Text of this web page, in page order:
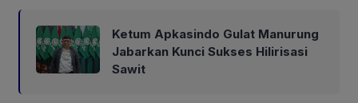
Ketum Apkasindo Gulat Manurung
Jabarkan Kunci Sukses Hilirisasi
Sawit